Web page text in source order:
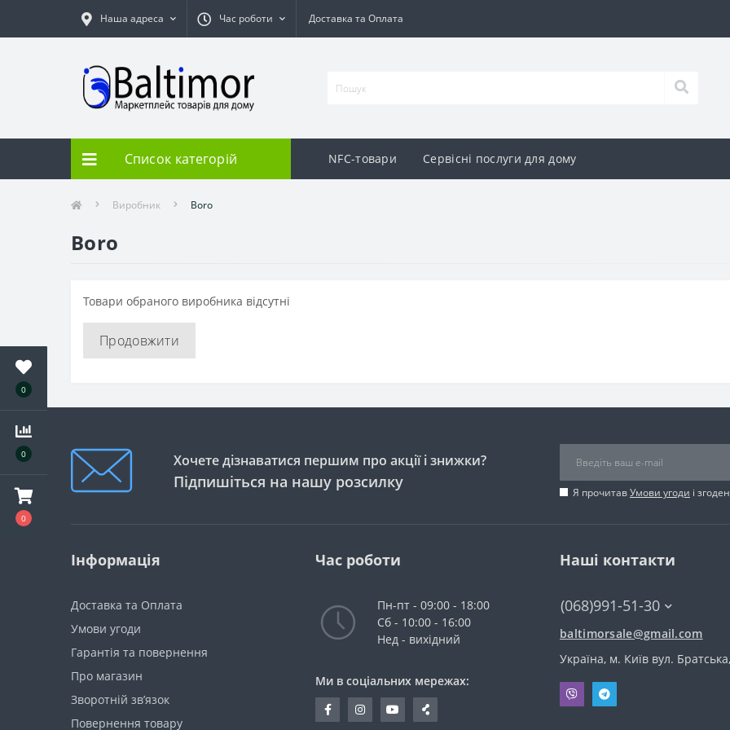
0
0
0
Наша адреса Час роботи Доставка та Оплата
Список категорій NFC-товари Сервісні послуги для дому
Виробник Boro
Boro
Товари обраного виробника відсутні
Продовжити
Хочете дізнаватися першим про акції і знижки?
Підпишіться на нашу розсилку
Я прочитавУмови угоди і
Інформація
Доставка та Оплата
Умови угоди
Гарантія та повернення
Про магазин
Зворотній зв’язок
Повернення товару
Час роботи
Пн-пт - 09:00 - 18:00
Сб - 10:00 - 16:00
Нед - вихідний
Ми в соціальних мережах:
Наші контакти
(068)991-51-30
baltimorsale@gmail.com
Україна, м. Київ вул.